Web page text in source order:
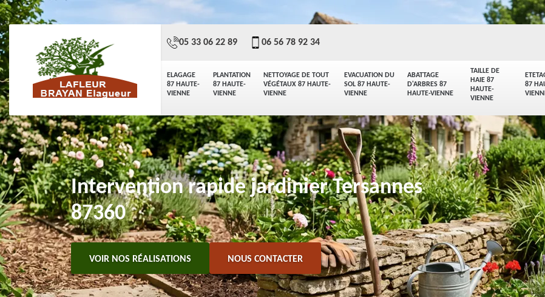
ELAGAGE
87 HAUTE-
VIENNE
PLANTATION
87 HAUTE-
VIENNE
NETTOYAGE DE TOUT
VÉGÉTAUX 87 HAUTE-
VIENNE
EVACUATION DU
SOL 87 HAUTE-
VIENNE
ABATTAGE
D'ARBRES 87
HAUTE-VIENNE
TAILLE DE
HAIE 87
HAUTE-
VIENNE
87
05 33 06 22 89 06 56 78 92 34
Intervention rapide jardinier Tersannes
87360
VOIR NOS RÉALISATIONS NOUS CONTACTER